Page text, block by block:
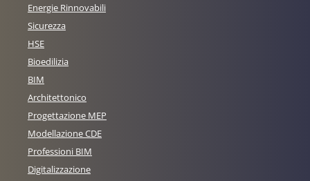
Energie Rinnovabili
Sicurezza
HSE
Bioedilizia
BIM
Architettonico
Progettazione MEP
Modellazione CDE
Professioni BIM
Digitalizzazione